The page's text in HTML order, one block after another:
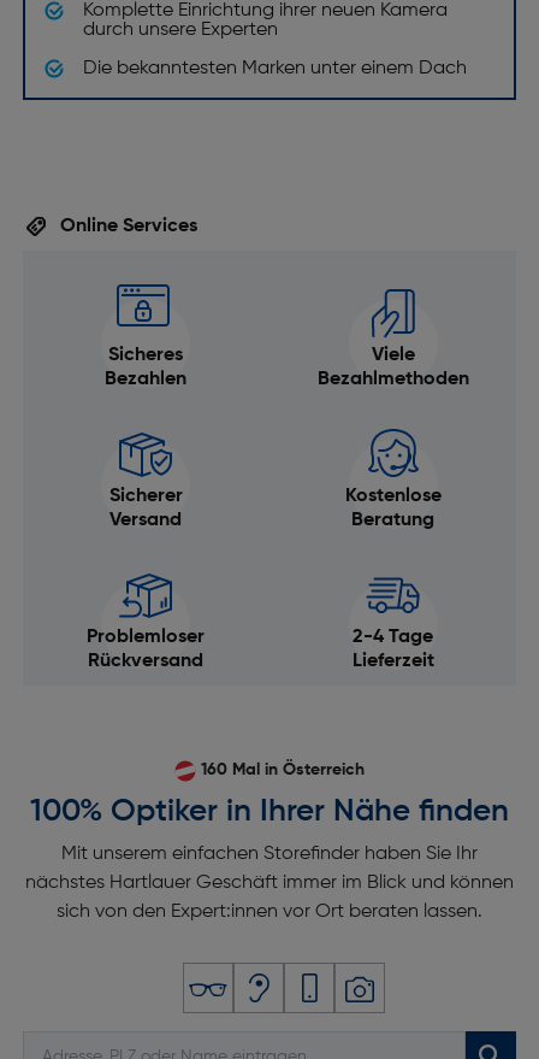
Weißabgleich: Auto, Wolkig, Tageslicht,
Fluoreszierend, Glühend, Manuell
Selbstauslöser Verzögerung [s]: 2-10
Sonnenuntergang, Feuerwerk, Nachtlandschaft,
Haustier, Bildstabilisierung
Bildbearbeitung: Drehen (Rotate), Rote-Augen-
Reduzierung, Zuschneiden (Trim), Größenänderung
(Resize), Farbeffekte
gängigen Windows-Betriebssysteme
GPS: Nein
Orientierungssensor: Nein
Anti-Staub Funktion: Nein
Smartphone Fernsteuerung: Nein
Bildsensorgröße (B x H) [mm]: 6,17x4,55
Kamera-Typ: Kompaktkamera
Sensor-Typ: CMOS
Aufnahmemodi: Auto, P, M,
Gesichtsverschönerung, Film, Panorama, SCN
Komplette Einrichtung ihrer neuen Kamera
durch unsere Experten
Die bekanntesten Marken unter einem Dach
Online Services
Sicheres
Bezahlen
Viele
Bezahlmethoden
Sicherer
Versand
Kostenlose
Beratung
Problemloser
Rückversand
2-4 Tage
Lieferzeit
160 Mal in Österreich
100% Optiker in Ihrer Nähe finden
Mit unserem einfachen Storefinder haben Sie Ihr
nächstes Hartlauer Geschäft immer im Blick und können
sich von den Expert:innen vor Ort beraten lassen.